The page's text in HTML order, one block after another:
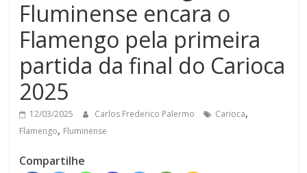
Fluminense encara o
Flamengo pela primeira
partida da final do Carioca
2025
12/03/2025 Carlos Frederico Palermo Carioca,
Flamengo, Fluminense
Compartilhe